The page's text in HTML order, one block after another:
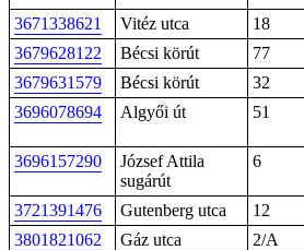
3671338621 Vitéz utca 18
3679628122
Bécsi körút 77
3679631579
Bécsi körút 32
3696078694
Algyői út 51
3696157290
József Attila
sugárút
6
3721391476 Gutenberg utca 12
3801821062
Gáz utca 2/A